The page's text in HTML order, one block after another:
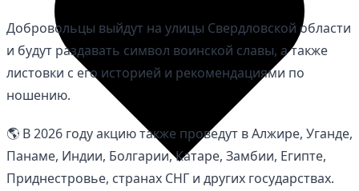
Добровольцы выйдут на улицы Свердловской области
и будут раздавать символ воинской славы, а также
листовки с его историей и рекомендациями по
ношению.
🌎 В 2026 году акцию также проведут в Алжире, Уганде,
Панаме, Индии, Болгарии, Катаре, Замбии, Египте,
Приднестровье, странах СНГ и других государствах.